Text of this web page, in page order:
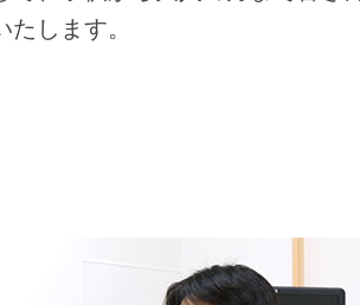
します。